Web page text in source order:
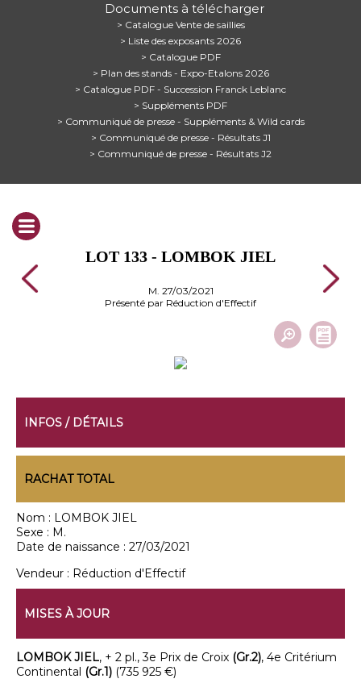
Documents à télécharger
> Catalogue Vente de saillies
> Liste des exposants 2026
> Catalogue PDF
> Plan des stands - Expo-Etalons 2026
> Catalogue PDF - Succession Franck Leblanc
> Suppléments PDF
> Communiqué de presse - Suppléments & Wild cards
> Communiqué de presse - Résultats J1
> Communiqué de presse - Résultats J2
LOT 133 - LOMBOK JIEL
M. 27/03/2021
Présenté par Réduction d'Effectif
INFOS / DÉTAILS
RACHAT TOTAL
Nom : LOMBOK JIEL
Sexe : M.
Date de naissance : 27/03/2021
Vendeur : Réduction d'Effectif
MISES À JOUR
LOMBOK JIEL, + 2 pl., 3e Prix de Croix (Gr.2), 4e Critérium
Continental (Gr.1) (735 925 €)